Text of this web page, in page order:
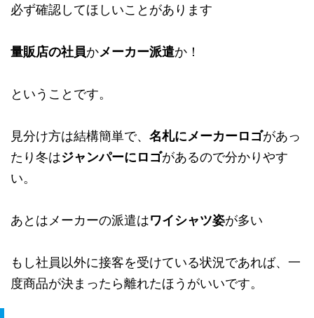
必ず確認してほしいことがあります
量販店の社員かメーカー派遣か！
ということです。
見分け方は結構簡単で、 名札にメーカーロゴがあっ
たり冬はジャンパーにロゴがあるので分かりやす
い。
あとはメーカーの派遣はワイシャツ姿が多い
もし社員以外に接客を受けている状況であれば、一
度商品が決まったら離れたほうがいいです。